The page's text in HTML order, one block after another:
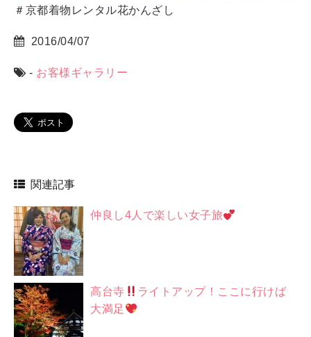
＃京都着物レンタル花かんざし
2016/04/07
- お客様ギャラリー
関連記事
仲良し4人で楽しい女子旅
高台寺
ライトアップ！ここに行けば
大満足